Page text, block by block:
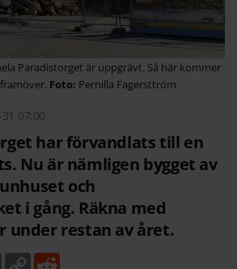
Paradistorget är uppgrävt. Så här kommer
Pernilla Fagersttröm
07:00
har förvandlats till en
Nu är nämligen bygget av
och
i gång. Räkna med
under restan av året.
E C